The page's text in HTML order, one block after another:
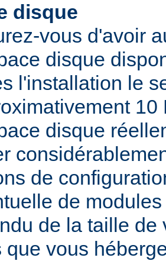
disque
vous d'avoir
disque
l'installation le
disque
de
de
de la taille de
que vous